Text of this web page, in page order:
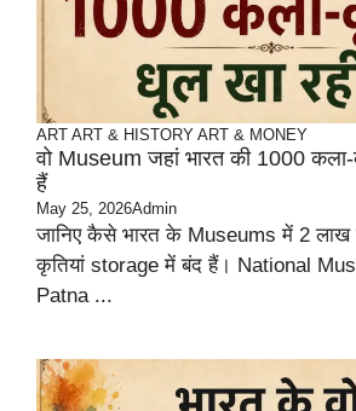
ART ART & HISTORY ART & MONEY
वो Museum जहां भारत की 1000 कला-
हैं
May 25, 2026Admin
जानिए कैसे भारत के Museums में 2
कृतियां storage में बंद हैं। National
Patna ...